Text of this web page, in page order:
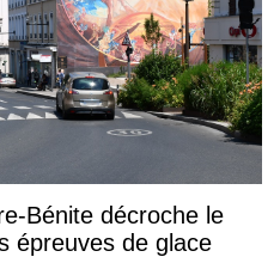
Bénite décroche le
épreuves de glace